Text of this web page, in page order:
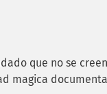
que no se creen
magica